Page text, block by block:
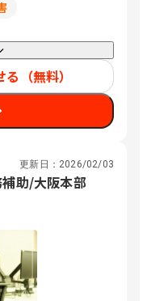
（無料）
更新日： 2026/02/03
補助/大阪本部